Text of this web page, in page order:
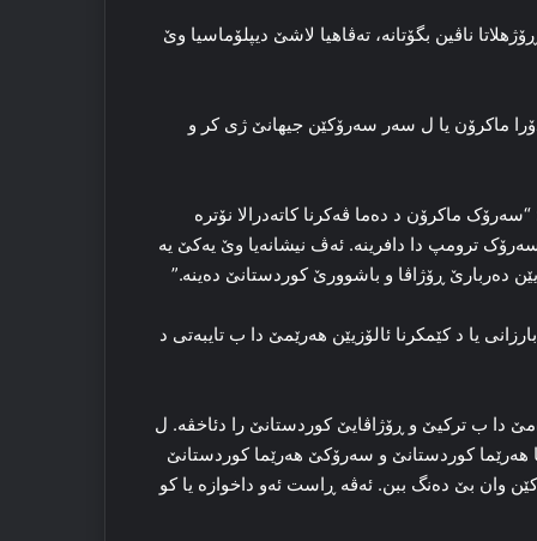
ناڤین بگۆتانە، ته‌ڤاهیا لاشێ دیپلۆماسیا وێ
ماکرۆن یا ل سه‌ر سه‌رۆکێن جیهانێ ژی کر و
ماکرۆن د ده‌ما ڤه‌کرنا کاته‌درالا نۆتره‌
ترومپ دا دافرینه‌. ئه‌ڤ نیشانه‌یا وێ یه‌کێ یه‌
ده‌ربارێ ڕۆژاڤا و باشوورێ کوردستانێ ده‌ینه‌.”
یا د کێمکرنا ئالۆزیێن هه‌رێمێ دا ب تایبه‌تی د
دا ب ترکیێ و ڕۆژاڤایێ کوردستانێ را دئاخڤه‌. ل
هه‌رێما کوردستانێ و سه‌رۆکێ هه‌رێما کوردستانێ
وان بێ ده‌نگ ببن. ئه‌ڤە ڕاست ئه‌و داخوازه‌ یا کو